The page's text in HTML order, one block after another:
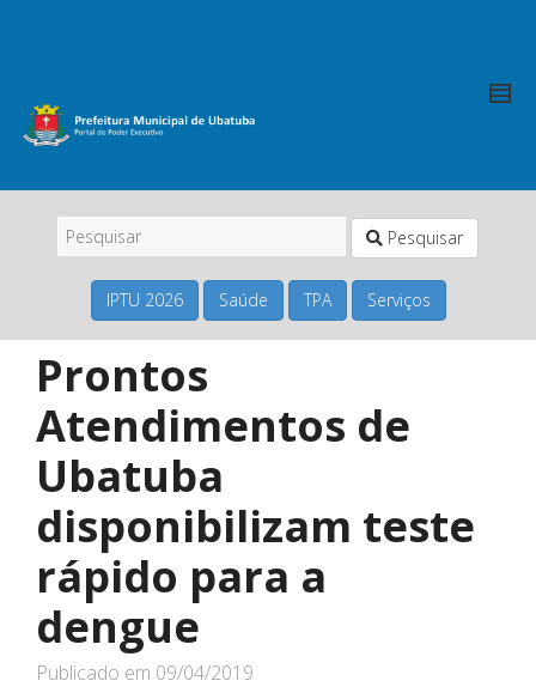
Pesquisar
IPTU 2026 Saúde TPA Serviços
Prontos
Atendimentos de
Ubatuba
disponibilizam teste
rápido para a
dengue
Publicado em 09/04/2019